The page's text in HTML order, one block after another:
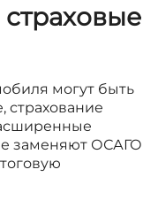
могут быть
страхование
заменяют ОСАГО